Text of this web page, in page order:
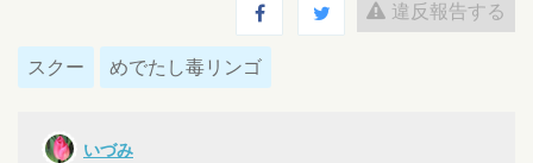
違反報告する
スクー めでたし毒リンゴ
いづみ